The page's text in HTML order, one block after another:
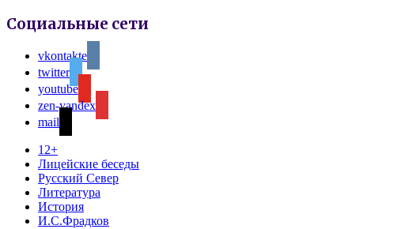
Социальные сети
vkontakte
twitter
youtube
zen-yandex
mail
12+
Лицейские беседы
Русский Север
Литература
История
И.С.Фрадков